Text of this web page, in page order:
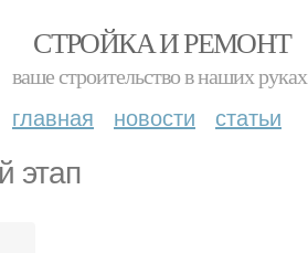
СТРОЙКА И РЕМОНТ
ваше строительство в наших
главная новости статьи
этап